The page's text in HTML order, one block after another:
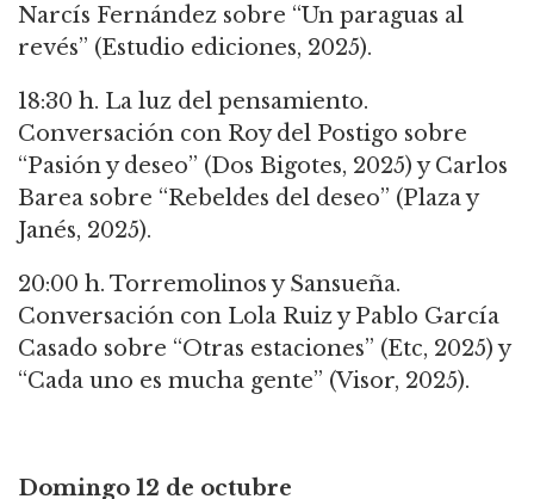
Narcís Fernández sobre “Un paraguas al
revés” (Estudio ediciones, 2025).
18:30 h. La luz del pensamiento.
Conversación con Roy del Postigo sobre
“Pasión y deseo” (Dos Bigotes, 2025) y Carlos
Barea sobre “Rebeldes del deseo” (Plaza y
Janés, 2025).
20:00 h. Torremolinos y Sansueña.
Conversación con Lola Ruiz y Pablo García
Casado sobre “Otras estaciones” (Etc, 2025) y
“Cada uno es mucha gente” (Visor, 2025).
Domingo 12 de octubre